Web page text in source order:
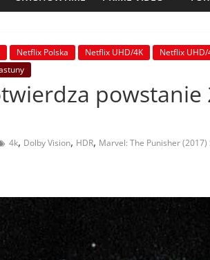
Netflix Polska Netflix UHD/4K Netflix UHD/
powstanie
4k, Dolby Vision, HDR, Marvel: The Punisher (2017)